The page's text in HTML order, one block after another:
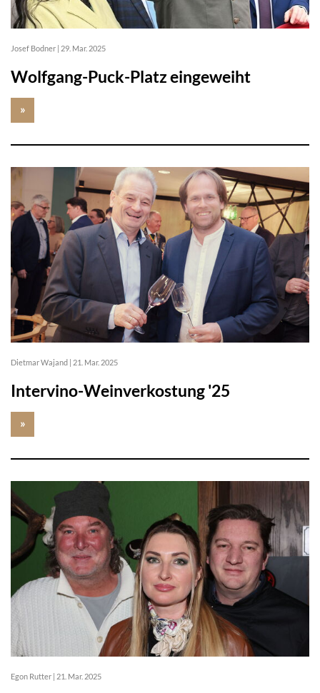
Josef Bodner 29. Mar. 2025
Wolfgang-Puck-Platz eingeweiht
»
Dietmar Wajand | 21. Mar. 2025
Intervino-Weinverkostung '25
»
Egon Rutter | 21. Mar. 2025